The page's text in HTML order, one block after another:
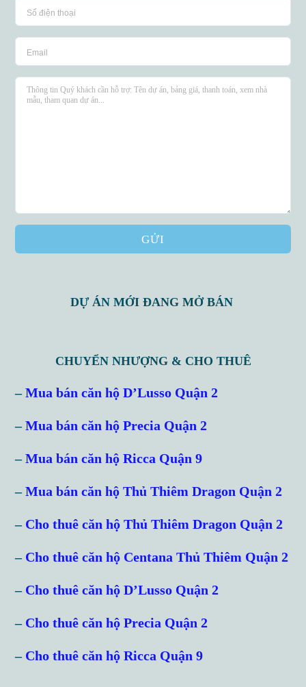
GỬI
DỰ ÁN MỚI ĐANG MỞ BÁN
CHUYỂN NHƯỢNG & CHO THUÊ
–Mua bán căn hộ D’Lusso Quận 2
–Mua bán căn hộ Precia Quận 2
–Mua bán căn hộ Ricca Quận 9
–Mua bán căn hộ Thủ Thiêm Dragon Quận 2
– Cho thuê căn hộ Thủ Thiêm Dragon Quận 2
– Cho thuê căn hộ Centana Thủ Thiêm Quận 2
– Cho thuê căn hộ D’Lusso Quận 2
– Cho thuê căn hộ Precia Quận 2
– Cho thuê căn hộ Ricca Quận 9
Log in
Password
LOGIN
Lost your password?